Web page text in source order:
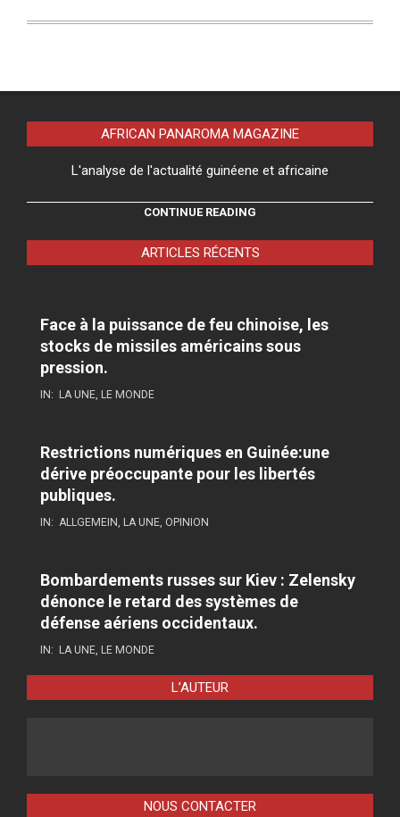
AFRICAN PANAROMA MAGAZINE
L'analyse de l'actualité guinéene et africaine
CONTINUE READING
ARTICLES RÉCENTS
Face à la puissance de feu chinoise, les
stocks de missiles américains sous
pression.
IN: LA UNE LE MONDE
Restrictions numériques en Guinée:une
dérive préoccupante pour les libertés
publiques.
IN: ALLGEMEIN LA UNE OPINION
Bombardements russes sur Kiev : Zelensky
dénonce le retard des systèmes de
défense aériens occidentaux.
IN: LA UNE LE MONDE
L’AUTEUR
NOUS CONTACTER